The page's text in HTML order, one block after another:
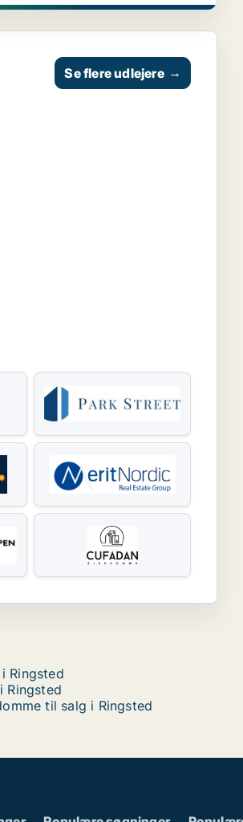
Se flere udlejere →
Ringsted
Ringsted
til salg i Ringsted